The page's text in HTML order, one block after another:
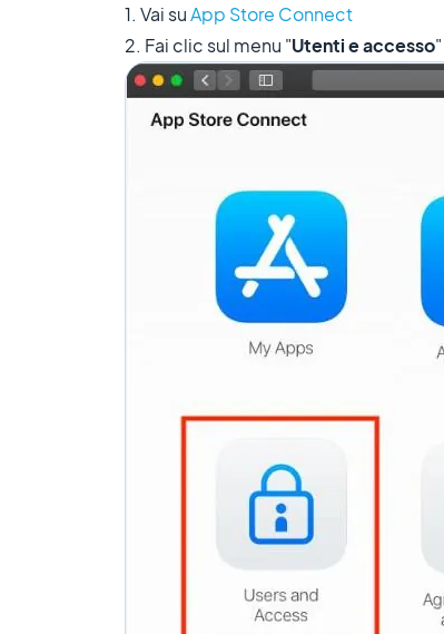
1. Vai suApp Store Connect
2. Fai clic sul menu "Utenti e accesso"